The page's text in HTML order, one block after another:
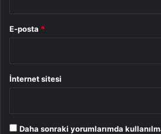
E-posta *
İnternet sitesi
Daha sonraki yorumlarımda